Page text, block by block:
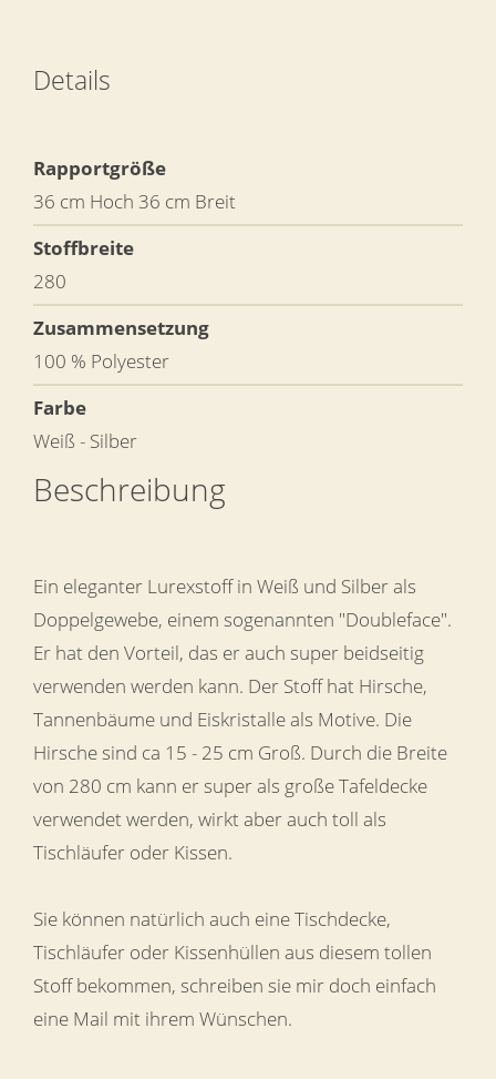
Details
Rapportgröße
36 cm Hoch 36 cm Breit
Stoffbreite
280
Zusammensetzung
100 % Polyester
Farbe
Weiß - Silber
Beschreibung
Ein eleganter Lurexstoff in Weiß und Silber als
Doppelgewebe, einem sogenannten "Doubleface".
Er hat den Vorteil, das er auch super beidseitig
verwenden werden kann. Der Stoff hat Hirsche,
Tannenbäume und Eiskristalle als Motive. Die
Hirsche sind ca 15 - 25 cm Groß. Durch die Breite
von 280 cm kann er super als große Tafeldecke
verwendet werden, wirkt aber auch toll als
Tischläufer oder Kissen.
Sie können natürlich auch eine Tischdecke,
Tischläufer oder Kissenhüllen aus diesem tollen
Stoff bekommen, schreiben sie mir doch einfach
eine Mail mit ihrem Wünschen.